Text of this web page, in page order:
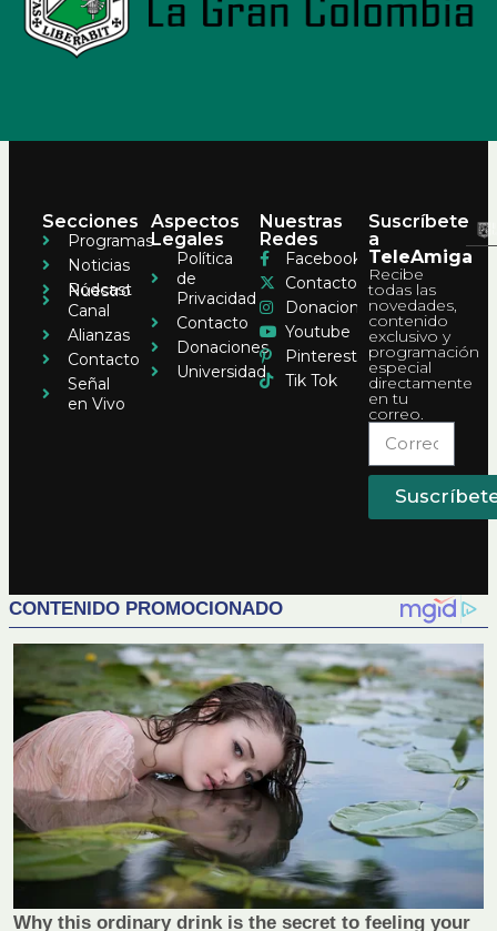
Secciones
Programas
Noticias
Pódcast
Nuestro
Canal
Alianzas
Contacto
Señal
en Vivo
Aspectos
Legales
Política
de
Privacidad
Contacto
Donaciones
Universidad
Nuestras
Redes
Facebook
Contacto
Donaciones
Youtube
Pinterest
Tik Tok
Suscríbete
a
TeleAmiga
Recibe
todas las
novedades,
contenido
exclusivo y
programación
especial
directamente
en tu
correo.